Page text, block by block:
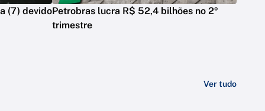
(7) devidoPetrobras lucra R$ 52,4 bilhões no 2º
trimestre
Ver tudo